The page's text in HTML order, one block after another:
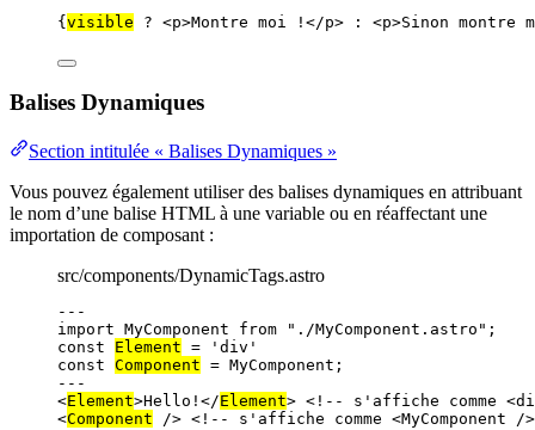
{visible ? <p>Montre moi ! </p> : <p>Sinon montre
Balises Dynamiques
Section intitulée « Balises Dynamiques »
Vous pouvez également utiliser des balises dynamiques en attribuant
le nom d’une balise HTML à une variable ou en réaffectant une
importation de composant :
src/components/DynamicTags.astro
---
import MyComponent from " ./MyComponent.astro " ;
const Element = ' div '
const Component = MyComponent;
---
<Element>Hello! </Element> <!-- s'affiche comme
<Component /> <!-- s'affiche comme <MyComponent /